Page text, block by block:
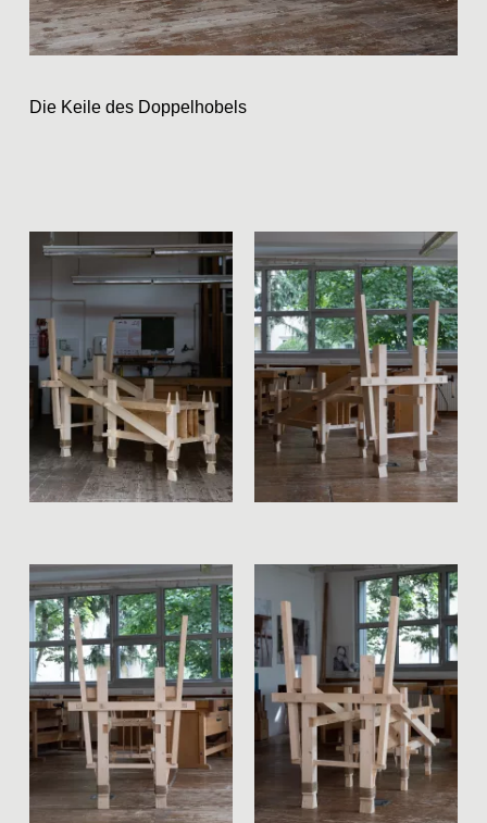
T+43 316 873-6481
Die Keile des Doppelhobels